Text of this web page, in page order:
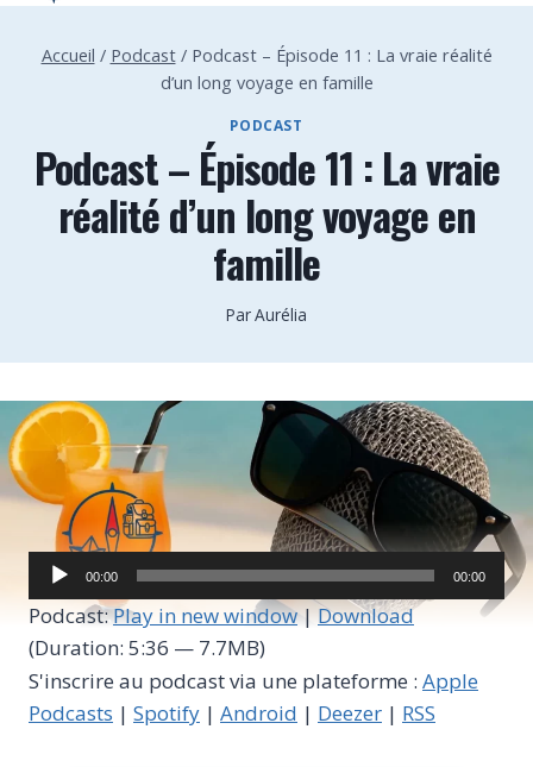
Accueil / Podcast / Podcast – Épisode 11 : La vraie réalité
d’un long voyage en famille
PODCAST
Podcast – Épisode 11 : La vraie
réalité d’un long voyage en
famille
ParAurélia
e
c
t
e
u
00:00 00:00
Podcast:Play in new window|Download
(Duration: 5:36 — 7.7MB)
S'inscrire au podcast via une plateforme : Apple
Podcasts | Spotify | Android | Deezer | RSS